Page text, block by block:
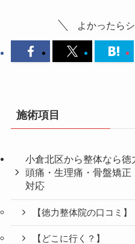
よかったら
施術項目
小倉北区から整体なら徳
頭痛・生理痛・骨盤矯
対応
【徳力整体院の口コミ】
【どこに行く？】